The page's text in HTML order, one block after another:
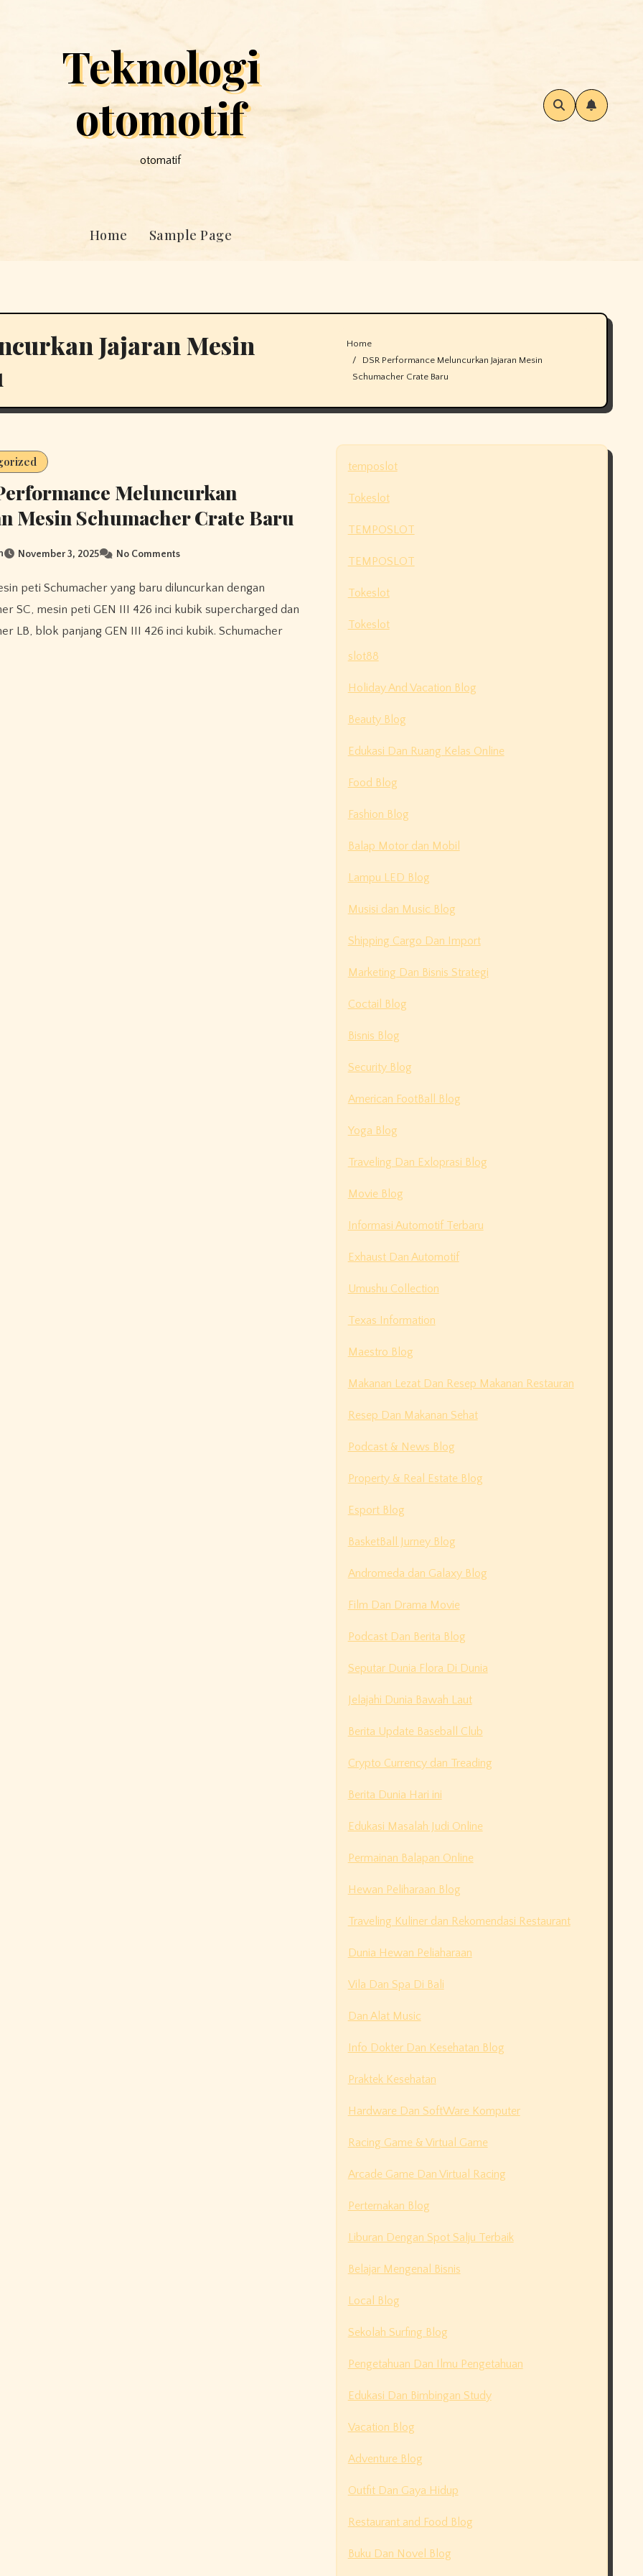
Teknologi
otomotif
otomatif
Home Sample Page
Jajaran Mesin
Home
DSR Performance Meluncurkan Jajaran Mesin
Schumacher Crate Baru
Meluncurkan
Mesin Schumacher Crate Baru
November 3, 2025 No Comments
SC, mesin peti GEN III 426 inci kubik supercharged dan
LB, blok panjang GEN III 426 inci kubik. Schumacher
temposlot
Tokeslot
TEMPOSLOT
TEMPOSLOT
Tokeslot
Tokeslot
slot88
Holiday And Vacation Blog
Beauty Blog
Edukasi Dan Ruang Kelas Online
Food Blog
Fashion Blog
Balap Motor dan Mobil
Lampu LED Blog
Musisi dan Music Blog
Shipping Cargo Dan Import
Marketing Dan Bisnis Strategi
Coctail Blog
Bisnis Blog
Security Blog
American FootBall Blog
Yoga Blog
Traveling Dan Exloprasi Blog
Movie Blog
Informasi Automotif Terbaru
Exhaust Dan Automotif
Umushu Collection
Texas Information
Maestro Blog
Makanan Lezat Dan Resep Makanan Restauran
Resep Dan Makanan Sehat
Podcast & News Blog
Property & Real Estate Blog
Esport Blog
BasketBall Jurney Blog
Andromeda dan Galaxy Blog
Film Dan Drama Movie
Podcast Dan Berita Blog
Seputar Dunia Flora Di Dunia
Jelajahi Dunia Bawah Laut
Berita Update Baseball Club
Crypto Currency dan Treading
Berita Dunia Hari ini
Edukasi Masalah Judi Online
Permainan Balapan Online
Hewan Peliharaan Blog
Traveling Kuliner dan Rekomendasi Restaurant
Dunia Hewan Peliaharaan
Vila Dan Spa Di Bali
Dan Alat Music
Info Dokter Dan Kesehatan Blog
Praktek Kesehatan
Hardware Dan SoftWare Komputer
Racing Game & Virtual Game
Arcade Game Dan Virtual Racing
Perternakan Blog
Liburan Dengan Spot Salju Terbaik
Belajar Mengenal Bisnis
Local Blog
Sekolah Surfing Blog
Pengetahuan Dan Ilmu Pengetahuan
Edukasi Dan Bimbingan Study
Vacation Blog
Adventure Blog
Outfit Dan Gaya Hidup
Restaurant and Food Blog
Buku Dan Novel Blog